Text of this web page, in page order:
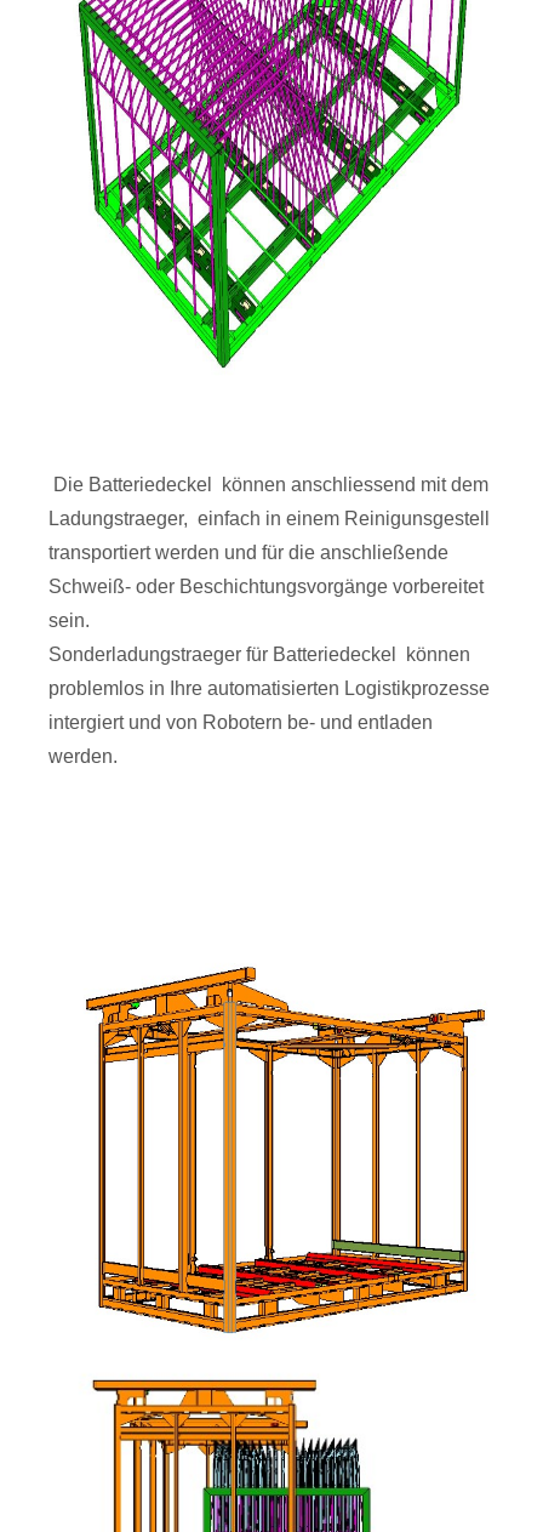
Die Batteriedeckel können anschliessend mit dem
Ladungstraeger, einfach in einem Reinigunsgestell
transportiert werden und für die anschließende
Schweiß- oder Beschichtungsvorgänge vorbereitet
sein.
Sonderladungstraeger für Batteriedeckel können
problemlos in Ihre automatisierten Logistikprozesse
intergiert und von Robotern be- und entladen
werden.